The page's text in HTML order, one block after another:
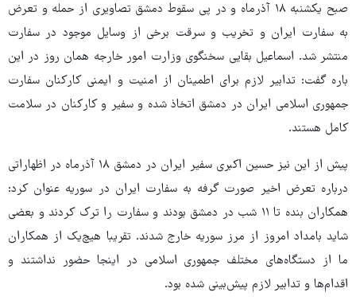
صبح یکشنبه ۱۸ آذرماه و در پی سقوط دمشق تصاویری از حمله و تعرض
به سفارت ایران و تخریب و سرقت برخی از وسایل موجود در سفارت
منتشر شد. اسماعیل بقایی سخنگوی وزارت امور خارجه همان روز در این
باره گفت: تدابیر لازم برای اطمینان از امنیت و ایمنی کارکنان سفارت
جمهوری اسلامی ایران در دمشق اتخاذ شده و سفیر و کارکنان در سلامت
کامل هستند.
پیش از این نیز حسین اکبری سفیر ایران در دمشق ۱۸ آذرماه در اظهاراتی
درباره تعرض اخیر صورت گرفه به سفارت ایران در سوریه عنوان کرد:
همکاران بنده تا ۱۱ شب در دمشق بودند و سفارت را ترک کردند و بعضی
شاید بامداد امروز از مرز سوریه خارج شدند. تقریبا هیچ‌یک از همکاران
ما از دستگاه‌های مختلف جمهوری اسلامی در اینجا حضور نداشتند و
اقدام‌ها و تدابیر لازم پیش‌بینی شده بود.